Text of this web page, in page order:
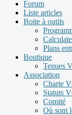
Forum
Liste articles
Boite à outils
Plans
Boutique
Tenues
Association
Charte
Statuts
Comité
Où sont